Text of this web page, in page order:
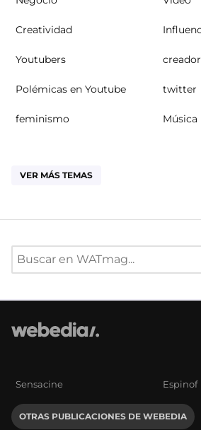
Creatividad
Youtubers
Polémicas en Youtube twitter
feminismo Música
VER MÁS TEMAS
Sensacine Espinof
OTRAS PUBLICACIONES DE WEBEDIA